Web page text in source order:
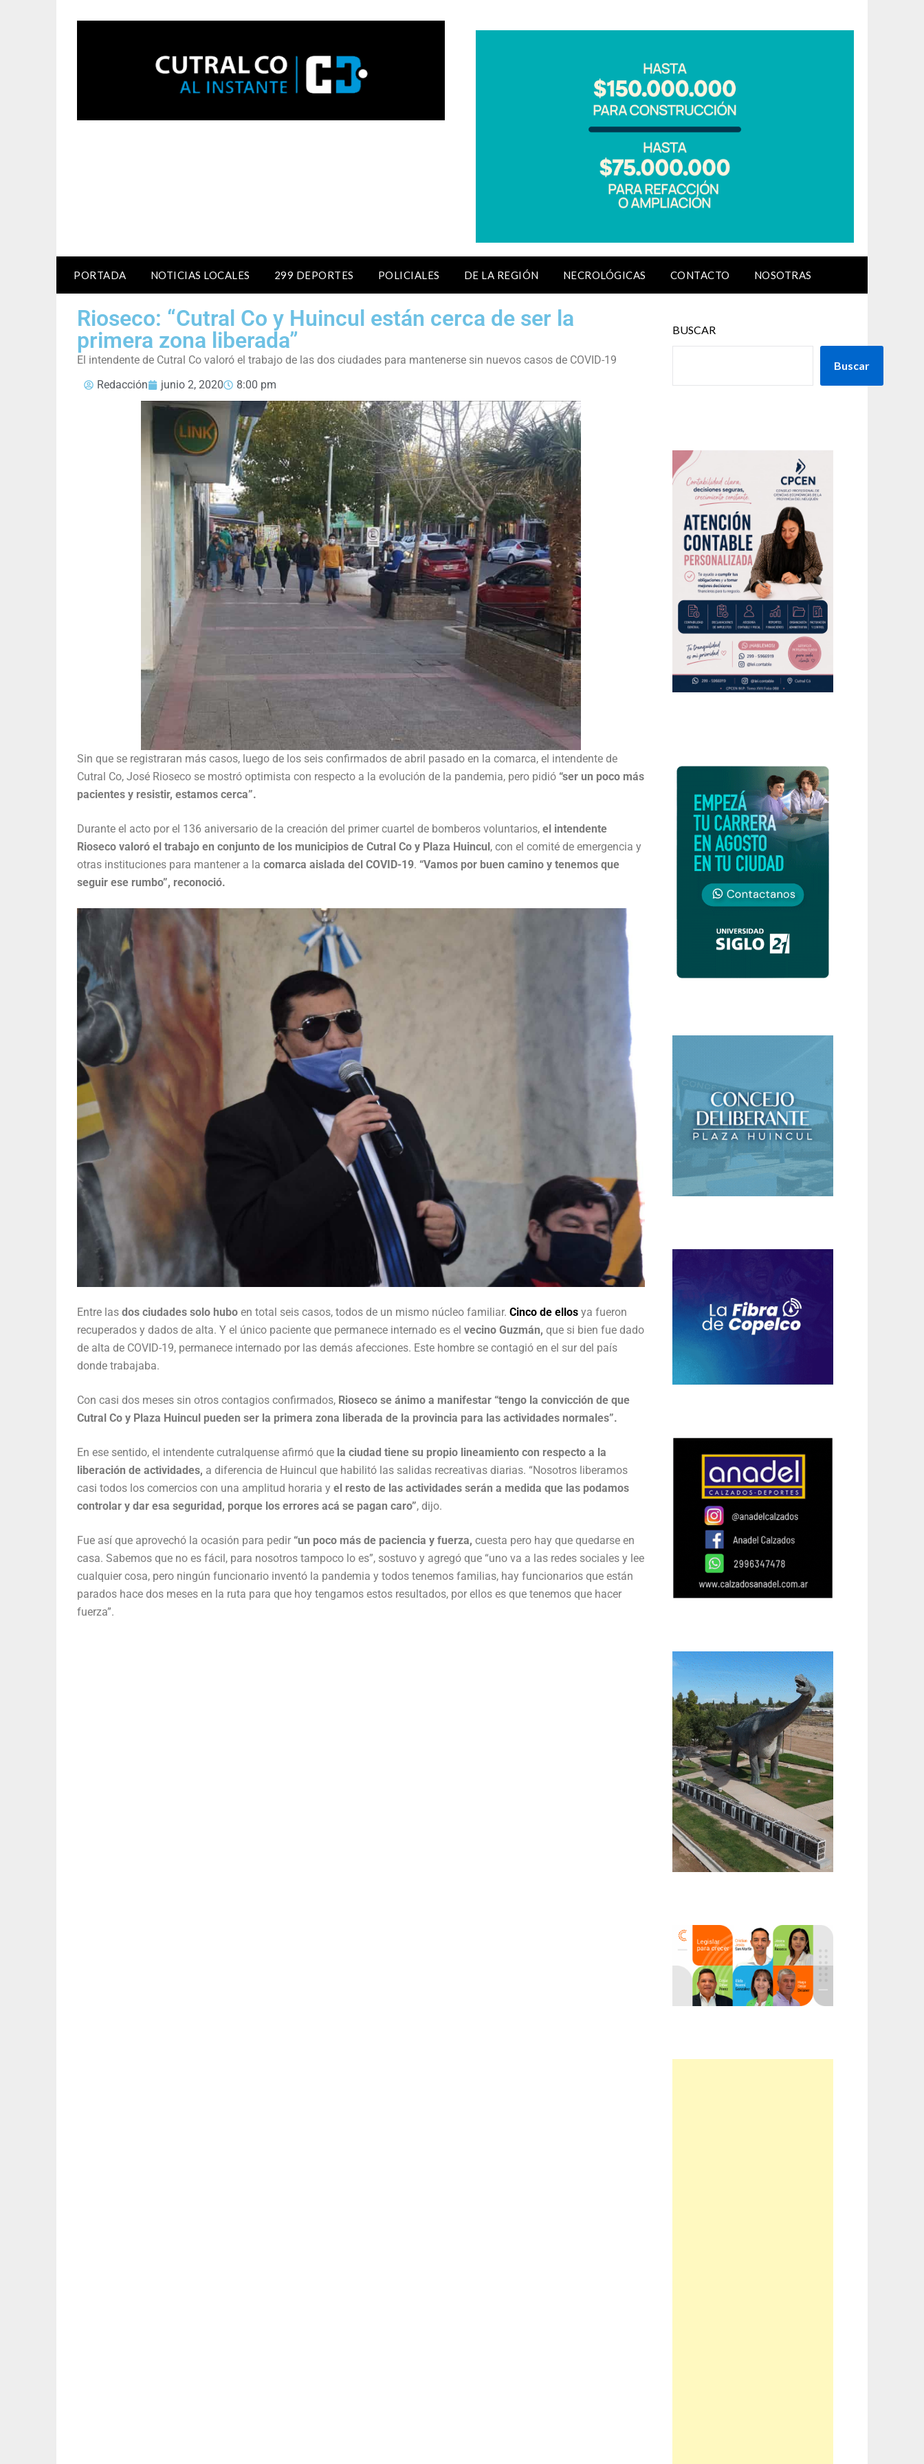
PORTADA NOTICIAS LOCALES 299 DEPORTES POLICIALES DE LA REGIÓN NECROLÓGICAS CONTACTO NOSOTRAS
Rioseco: “Cutral Co y Huincul están cerca de ser la
primera zona liberada”
El intendente de Cutral Co valoró el trabajo de las dos ciudades para mantenerse sin nuevos casos de COVID-19
Redacción
junio 2, 2020 8:00 pm
Sin que se registraran más casos, luego de los seis confirmados de abril pasado en la comarca, el intendente de
Cutral Co, José Rioseco se mostró optimista con respecto a la evolución de la pandemia, pero pidió “ser un poco más
pacientes y resistir, estamos cerca”.
Durante el acto por el 136 aniversario de la creación del primer cuartel de bomberos voluntarios, el intendente
Rioseco valoró el trabajo en conjunto de los municipios de Cutral Co y Plaza Huincul, con el comité de emergencia y
otras instituciones para mantener a la comarca aislada del COVID-19. “Vamos por buen camino y tenemos que
seguir ese rumbo”, reconoció.
Entre las dos ciudades solo hubo en total seis casos, todos de un mismo núcleo familiar. Cinco de ellos ya fueron
recuperados y dados de alta. Y el único paciente que permanece internado es el vecino Guzmán, que si bien fue dado
de alta de COVID-19, permanece internado por las demás afecciones. Este hombre se contagió en el sur del país
donde trabajaba.
Con casi dos meses sin otros contagios confirmados, Rioseco se ánimo a manifestar “tengo la convicción de que
Cutral Co y Plaza Huincul pueden ser la primera zona liberada de la provincia para las actividades normales”.
En ese sentido, el intendente cutralquense afirmó que la ciudad tiene su propio lineamiento con respecto a la
liberación de actividades, a diferencia de Huincul que habilitó las salidas recreativas diarias. “Nosotros liberamos
casi todos los comercios con una amplitud horaria y el resto de las actividades serán a medida que las podamos
controlar y dar esa seguridad, porque los errores acá se pagan caro”, dijo.
Fue así que aprovechó la ocasión para pedir “un poco más de paciencia y fuerza, cuesta pero hay que quedarse en
casa. Sabemos que no es fácil, para nosotros tampoco lo es”, sostuvo y agregó que “uno va a las redes sociales y lee
cualquier cosa, pero ningún funcionario inventó la pandemia y todos tenemos familias, hay funcionarios que están
parados hace dos meses en la ruta para que hoy tengamos estos resultados, por ellos es que tenemos que hacer
fuerza”.
BUSCAR
Buscar